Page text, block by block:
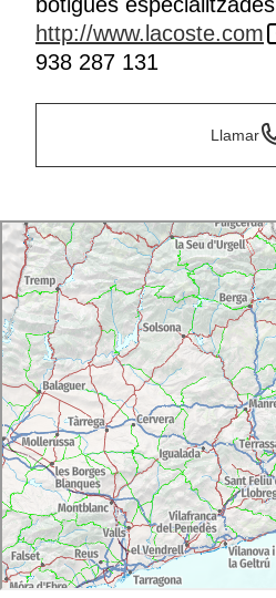
http://www.lacoste.com
938 287 131
Llamar